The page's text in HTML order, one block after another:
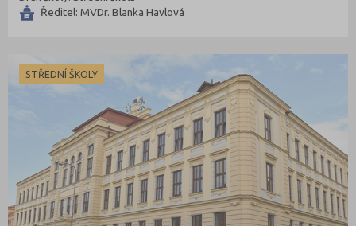
Ředitel: MVDr. Blanka Havlová
STŘEDNÍ ŠKOLY